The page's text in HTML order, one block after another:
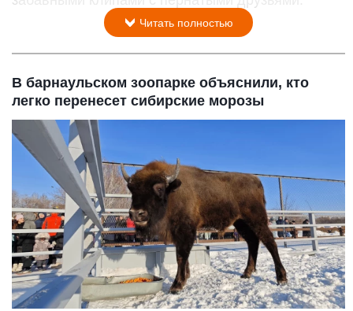
Читать полностью
В барнаульском зоопарке объяснили, кто
легко перенесет сибирские морозы